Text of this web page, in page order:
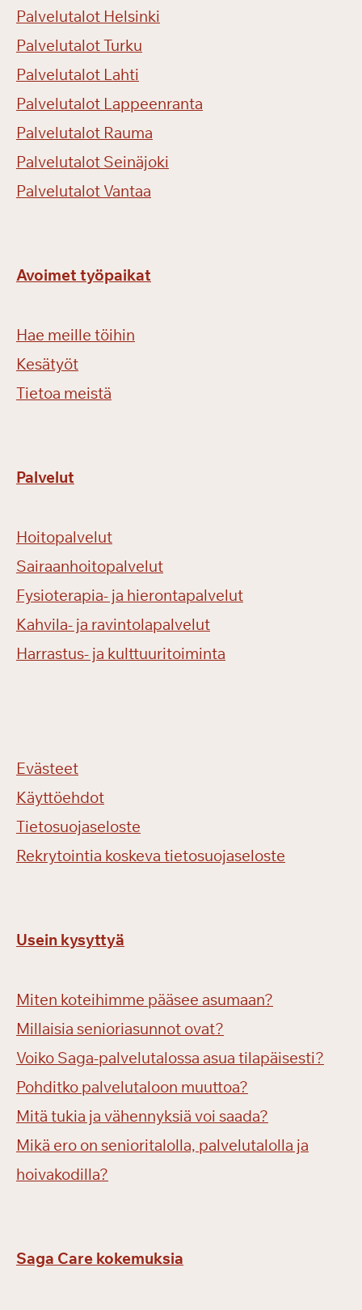
Palvelutalot Helsinki
Palvelutalot Turku
Palvelutalot Lahti
Palvelutalot Lappeenranta
Palvelutalot Rauma
Palvelutalot Seinäjoki
Palvelutalot Vantaa
Avoimet työpaikat
Hae meille töihin
Kesätyöt
Tietoa meistä
Palvelut
Hoitopalvelut
Sairaanhoitopalvelut
Fysioterapia- ja hierontapalvelut
Kahvila- ja ravintolapalvelut
Harrastus- ja kulttuuritoiminta
Evästeet
Käyttöehdot
Tietosuojaseloste
Rekrytointia koskeva tietosuojaseloste
Usein kysyttyä
Miten koteihimme pääsee asumaan?
Millaisia senioriasunnot ovat?
Voiko Saga-palvelutalossa asua tilapäisesti?
Pohditko palvelutaloon muuttoa?
Mitä tukia ja vähennyksiä voi saada?
Mikä ero on senioritalolla, palvelutalolla ja
hoivakodilla?
Saga Care kokemuksia